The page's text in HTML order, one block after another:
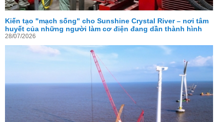
Kiến tạo "mạch sống" cho Sunshine Crystal River – nơi tâm
huyết của những người làm cơ điện đang dần thành hình
28/07/2026